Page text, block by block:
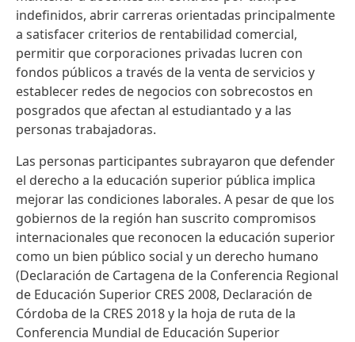
indefinidos, abrir carreras orientadas principalmente
a satisfacer criterios de rentabilidad comercial,
permitir que corporaciones privadas lucren con
fondos públicos a través de la venta de servicios y
establecer redes de negocios con sobrecostos en
posgrados que afectan al estudiantado y a las
personas trabajadoras.
Las personas participantes subrayaron que defender
el derecho a la educación superior pública implica
mejorar las condiciones laborales. A pesar de que los
gobiernos de la región han suscrito compromisos
internacionales que reconocen la educación superior
como un bien público social y un derecho humano
(Declaración de Cartagena de la Conferencia Regional
de Educación Superior CRES 2008, Declaración de
Córdoba de la CRES 2018 y la hoja de ruta de la
Conferencia Mundial de Educación Superior